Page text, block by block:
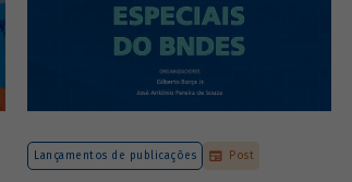
Lançamentos de publicações Post